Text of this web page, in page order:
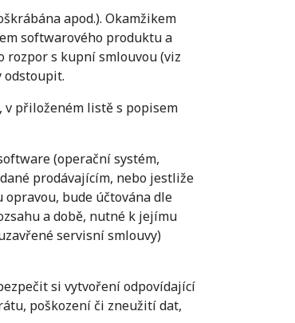
apod.). Okamžikem
softwarového produktu a
s kupní smlouvou (viz
odstoupit.
v přiloženém listě s popisem
(operační systém,
prodávajícím, nebo jestliže
bude účtována dle
a době, nutné k jejímu
servisní smlouvy)
si vytvoření odpovídající
poškození či zneužití dat,